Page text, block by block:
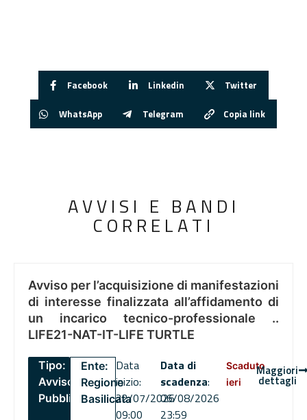
Facebook Linkedin Twitter
WhatsApp Telegram Copia link
AVVISI E BANDI
CORRELATI
Avviso per l’acquisizione di manifestazioni
di interesse finalizzata all’affidamento di
un incarico tecnico-professionale ..
LIFE21-NAT-IT-LIFE TURTLE
Tipo:
Avviso
Pubblico
Ente:
Regione
Basilicata
Data
inizio:
22/07/2026
09:00
Data di
scadenza:
06/08/2026
23:59
Scaduto
ieri
Maggiori
dettagli